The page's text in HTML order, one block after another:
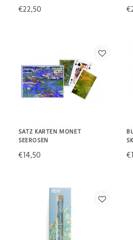
€22,50
SATZ KARTEN MONET
SEEROSEN
€14,50